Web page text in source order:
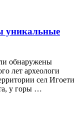
уникальные
обнаружены
лет археологи
сел Игоети
у горы …